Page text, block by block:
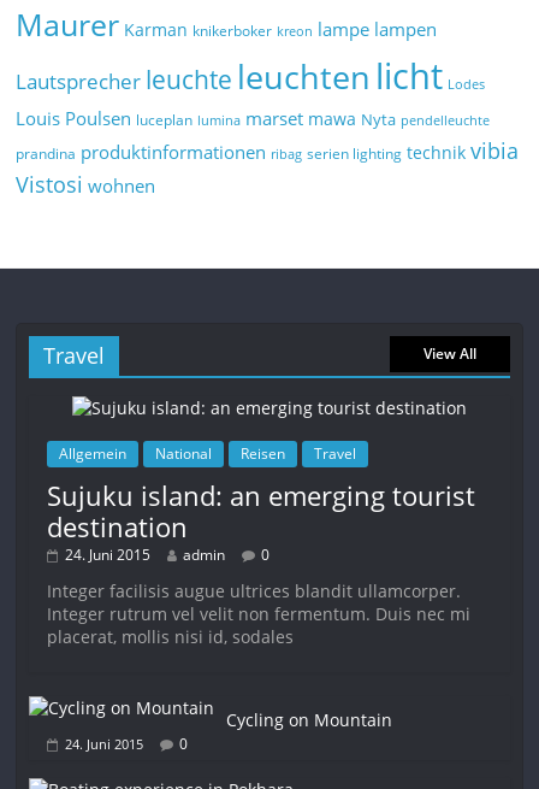
Maurer Karman knikerboker kreon lampe lampen
Lautsprecher leuchte leuchten licht Lodes
Louis Poulsen luceplan lumina marset mawa Nyta pendelleuchte
prandina produktinformationen ribag serien lighting technik vibia
Vistosi wohnen
Travel View All
Allgemein National Reisen Travel
Sujuku island: an emerging tourist
destination
24. Juni 2015 admin 0
Integer facilisis augue ultrices blandit ullamcorper.
Integer rutrum vel velit non fermentum. Duis nec mi
placerat, mollis nisi id, sodales
Cycling on Mountain
24. Juni 2015 0